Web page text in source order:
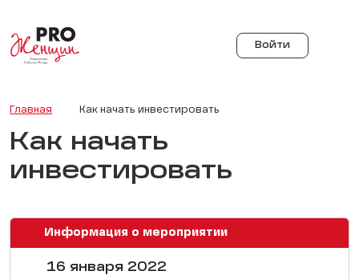
Войти
Главная Как начать инвестировать
Как начать
инвестировать
Информация о мероприятии
16 января 2022